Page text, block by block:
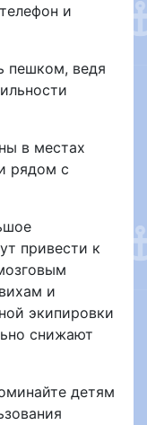
и
пешком, ведя
в местах
рядом с
привести к
и
экипировки
снижают
детям